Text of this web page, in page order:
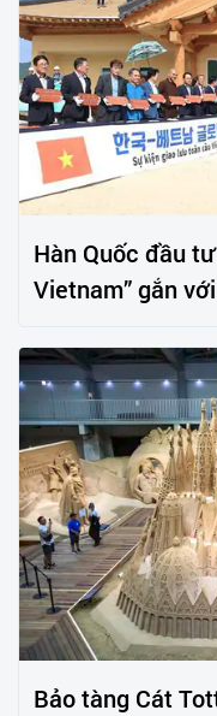
Hàn Quốc đầu
Vietnam” gắn
Bảo tàng Cát